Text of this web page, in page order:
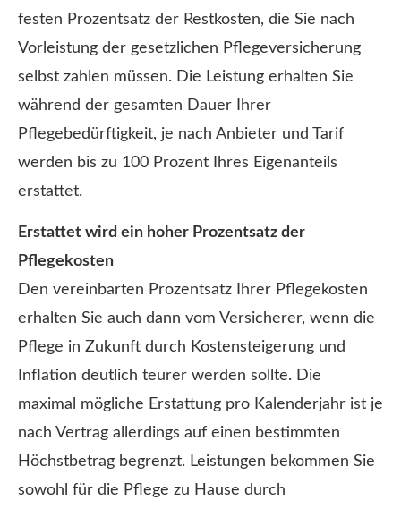
festen Prozentsatz der Restkosten, die Sie nach
Vorleistung der gesetzlichen Pflege­ver­si­che­rung
selbst zahlen müssen. Die Leistung erhalten Sie
während der gesamten Dauer Ihrer
Pflegebedürftigkeit, je nach Anbieter und Tarif
werden bis zu 100 Prozent Ihres Eigenanteils
erstattet.
Erstattet wird ein hoher Prozentsatz der
Pflegekosten
Den vereinbarten Prozentsatz Ihrer Pflegekosten
erhalten Sie auch dann vom Versicherer, wenn die
Pflege in Zukunft durch Kostensteigerung und
Inflation deutlich teurer werden sollte. Die
maximal mögliche Erstattung pro Kalenderjahr ist je
nach Vertrag allerdings auf einen bestimmten
Höchstbetrag begrenzt. Leistungen bekommen Sie
sowohl für die Pflege zu Hause durch